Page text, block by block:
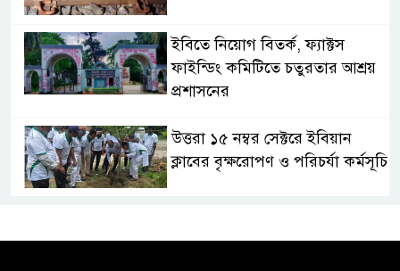
ইবিতে নিয়োগ বিতর্ক, ফ্যাক্টস
ফাইন্ডিং কমিটিতে চতুরতার আশ্রয়
প্রশাসনের
উত্তরা ১৫ নম্বর সেক্টরে ইবিয়ান
ক্লাবের বৃক্ষরোপণ ও পরিচর্যা কর্মসূচি
জামায়াত